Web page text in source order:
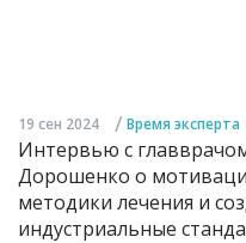
19 сен 2024 / Время эксперта
Интервью с
Дорошенко о
методики лечения и
индустриальные